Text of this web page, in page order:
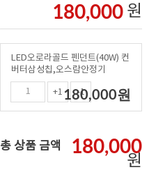
180,000 원
LED오로라골드 펜던트(40W) 컨
버터삼성칩,오스람안정기
+1 -1
180,000원
총 상품 금액 180,000
원